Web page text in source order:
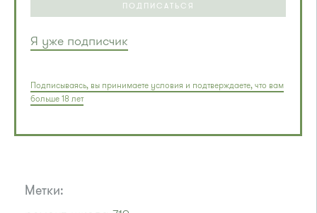
ПОДПИСАТЬСЯ
Я уже подписчик
Подписываясь, вы принимаете условия и подтверждаете, что вам
больше 18 лет
Метки: